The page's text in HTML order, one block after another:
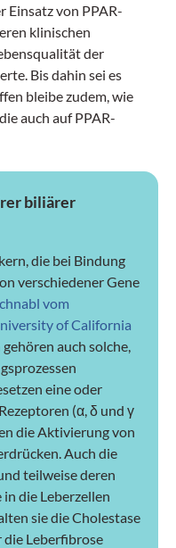
Einsatz von PPAR-
klinischen
der
Bis dahin sei es
bleibe zudem, wie
auch auf PPAR-
biliärer
die bei Bindung
verschiedener Gene
vom
of California
gehören auch solche,
eine oder
(α, δ und γ
die Aktivierung von
Auch die
teilweise deren
die Leberzellen
sie die Cholestase
die Leberfibrose